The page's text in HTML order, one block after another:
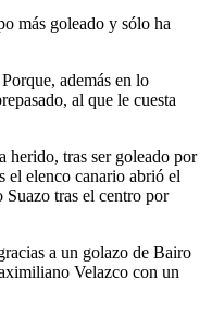
más goleado y sólo ha
además en lo
al que le cuesta
herido, tras ser goleado por
el elenco canario abrió el
tras el centro por
a un golazo de Bairo
Velazco con un